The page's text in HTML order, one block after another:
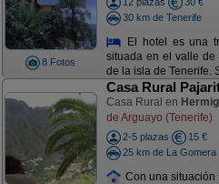
8 Fotos
30 km de Tenerife
El hotel es una
situada en el valle de
de la isla de Tenerife.
Casa Rural
Casa Rural en
de Arguayo (Tenerife)
2-5 plazas
15 €
25 km de La Gomera
Con una